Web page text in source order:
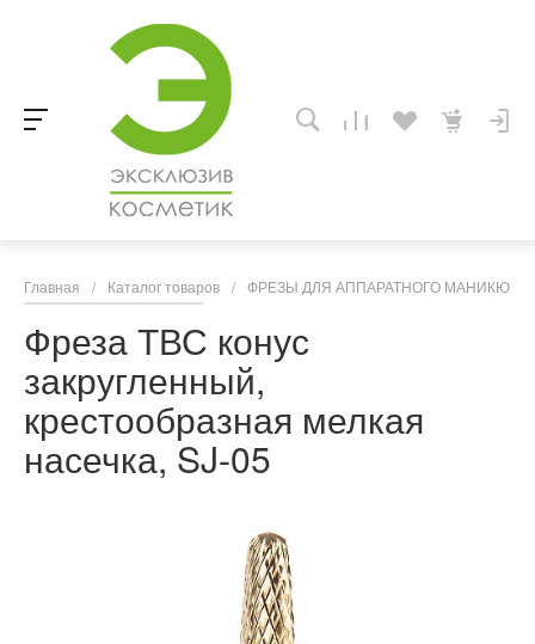
Главная / Каталог товаров / ФРЕЗЫ ДЛЯ АППАРАТНОГО
Фреза ТВС конус
закругленный,
крестообразная мелкая
насечка, SJ-05